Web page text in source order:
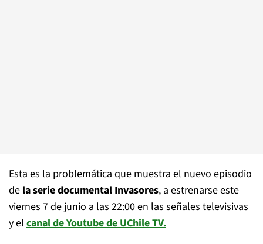
Esta es la problemática que muestra el nuevo episodio
de la serie documental Invasores, a estrenarse este
viernes 7 de junio a las 22:00 en las señales televisivas
y el canal de Youtube de UChile TV.